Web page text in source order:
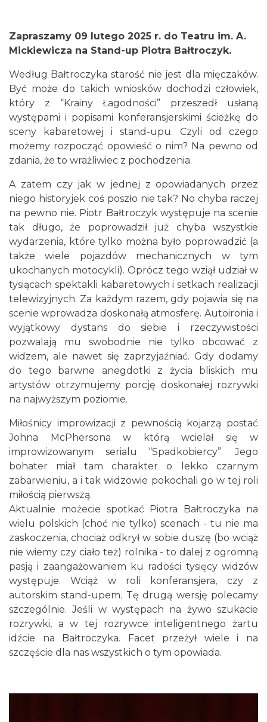
Koncert KARUZELA GNA
Cieszyn
2026-09-20
0.00 km
Mozaika Folkloru II – Spotkanie trzech
kultur
Cieszyn
2026-09-12
0.00 km
LOVE SONGS-historie miłosne zapisane w
muzyce
Cieszyn
2026-10-24
0.00 km
Cieszyn
2026-08-08
0.08 km
Cieszyn
Zapraszamy 09 lutego 2025 r. do Teatru im. A.
Mickiewicza na Stand-up Piotra Bałtroczyk.
Według Bałtroczyka starość nie jest dla mięczaków.
Być może do takich wniosków dochodzi człowiek,
który z “Krainy Łagodności” przeszedł usłaną
występami i popisami konferansjerskimi ścieżkę do
sceny kabaretowej i stand-upu. Czyli od czego
możemy rozpocząć opowieść o nim? Na pewno od
zdania, że to wrażliwiec z pochodzenia.
A zatem czy jak w jednej z opowiadanych przez
niego historyjek coś poszło nie tak? No chyba raczej
na pewno nie. Piotr Bałtroczyk występuje na scenie
tak długo, że poprowadził już chyba wszystkie
wydarzenia, które tylko można było poprowadzić (a
także wiele pojazdów mechanicznych w tym
ukochanych motocykli). Oprócz tego wziął udział w
tysiącach spektakli kabaretowych i setkach realizacji
telewizyjnych. Za każdym razem, gdy pojawia się na
scenie wprowadza doskonałą atmosferę. Autoironia i
wyjątkowy dystans do siebie i rzeczywistości
pozwalają mu swobodnie nie tylko obcować z
widzem, ale nawet się zaprzyjaźniać. Gdy dodamy
do tego barwne anegdotki z życia bliskich mu
artystów otrzymujemy porcję doskonałej rozrywki
na najwyższym poziomie.
Miłośnicy improwizacji z pewnością kojarzą postać
Johna McPhersona w którą wcielał się w
improwizowanym serialu “Spadkobiercy”. Jego
bohater miał tam charakter o lekko czarnym
zabarwieniu, a i tak widzowie pokochali go w tej roli
miłością pierwszą.
Aktualnie możecie spotkać Piotra Bałtroczyka na
wielu polskich (choć nie tylko) scenach - tu nie ma
zaskoczenia, chociaż odkrył w sobie duszę (bo wciąż
nie wiemy czy ciało też) rolnika - to dalej z ogromną
pasją i zaangażowaniem ku radości tysięcy widzów
występuje. Wciąż w roli konferansjera, czy z
autorskim stand-upem. Tę drugą wersję polecamy
szczególnie. Jeśli w występach na żywo szukacie
rozrywki, a w tej rozrywce inteligentnego żartu
idźcie na Bałtroczyka. Facet przeżył wiele i na
szczęście dla nas wszystkich o tym opowiada.